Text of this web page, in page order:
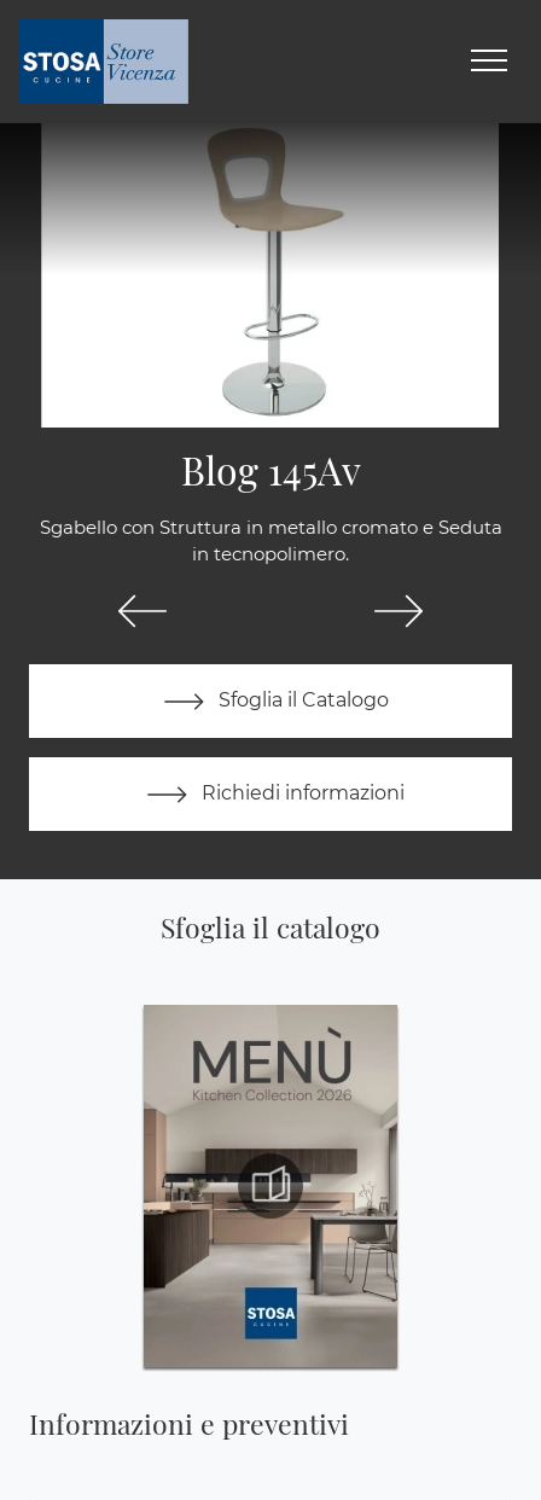
Sgabello con Struttura in metallo cromato e Seduta
in tecnopolimero.
Sfoglia il Catalogo
Richiedi informazioni
Blog 145Av
Sfoglia il catalogo
Informazioni e preventivi